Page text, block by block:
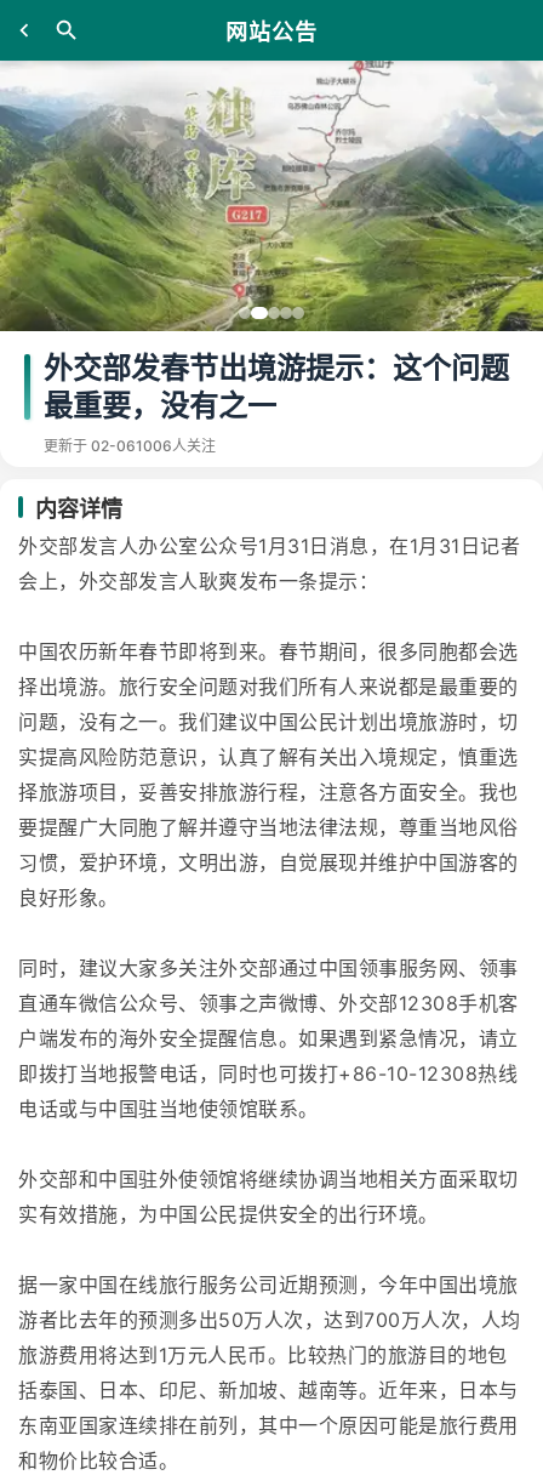
网站公告
外交部发春节出境游提示：这个问题
最重要，没有之一
更新于 02-061006人关注
内容详情
外交部发言人办公室公众号1月31日消息，在1月31日记者
会上，外交部发言人耿爽发布一条提示：
中国农历新年春节即将到来。春节期间，很多同胞都会选
择出境游。旅行安全问题对我们所有人来说都是最重要的
问题，没有之一。我们建议中国公民计划出境旅游时，切
实提高风险防范意识，认真了解有关出入境规定，慎重选
择旅游项目，妥善安排旅游行程，注意各方面安全。我也
要提醒广大同胞了解并遵守当地法律法规，尊重当地风俗
习惯，爱护环境，文明出游，自觉展现并维护中国游客的
良好形象。
同时，建议大家多关注外交部通过中国领事服务网、领事
直通车微信公众号、领事之声微博、外交部12308手机客
户端发布的海外安全提醒信息。如果遇到紧急情况，请立
即拨打当地报警电话，同时也可拨打+86-10-12308热线
电话或与中国驻当地使领馆联系。
外交部和中国驻外使领馆将继续协调当地相关方面采取切
实有效措施，为中国公民提供安全的出行环境。
据一家中国在线旅行服务公司近期预测，今年中国出境旅
游者比去年的预测多出50万人次，达到700万人次，人均
旅游费用将达到1万元人民币。比较热门的旅游目的地包
括泰国、日本、印尼、新加坡、越南等。近年来，日本与
东南亚国家连续排在前列，其中一个原因可能是旅行费用
和物价比较合适。